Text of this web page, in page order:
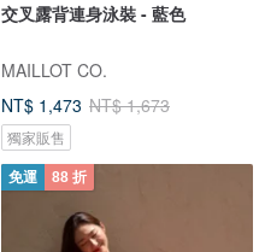
交叉露背連身泳裝 - 藍色
MAILLOT CO.
NT$ 1,473 NT$ 1,673
獨家販售
免運 88 折